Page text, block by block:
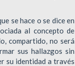
se hace o se dice en
al concepto de
compartido, no será
sus hallazgos sin
su identidad a través